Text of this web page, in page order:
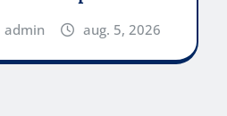
admin aug. 5, 2026